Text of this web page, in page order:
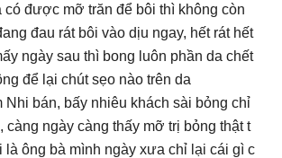
có được mỡ trăn để bôi thì không còn
đau rát bôi vào dịu ngay, hết rát hết
ngày sau thì bong luôn phần da chết
để lại chút sẹo nào trên da
Nhi bán, bấy nhiêu khách sài bỏng chỉ
càng ngày càng thấy mỡ trị bỏng thật t
là ông bà mình ngày xưa chỉ lại cái gì c